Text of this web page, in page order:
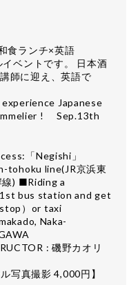
食ランチ×英語
ベントです。 日本酒
師に迎え、英語で
Japanese
! Sep.13th
「Negishi」
tohoku line(JR京浜東
線) ■Riding a
bus station and get
）or taxi
Naka-
: 磯野カオリ
写真撮影 4,000円】